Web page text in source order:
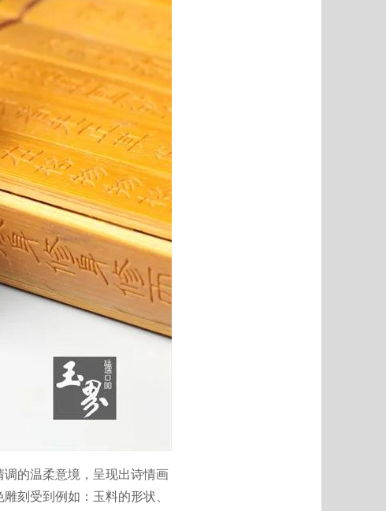
调的温柔意境，呈现出诗情画
刻受到例如：玉料的形状、